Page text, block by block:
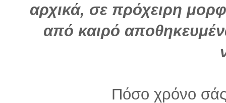
αρχικά, σε πρόχειρη
από καιρό
Πόσο χρόνο